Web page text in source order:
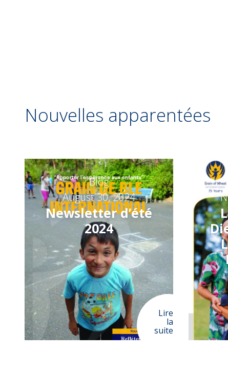
Nouvelles apparentées
Blog
August 30, 2024
Newsletter d’été
2024
Lire
la
suite